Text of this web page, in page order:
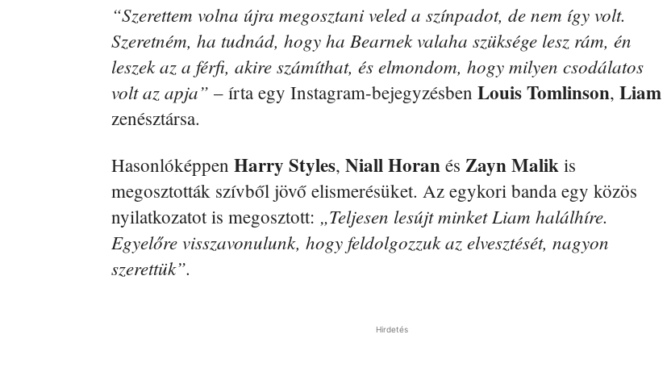
“Szerettem volna újra megosztani veled a színpadot, de nem így volt.
Szeretném, ha tudnád, hogy ha Bearnek valaha szüksége lesz rám, én
leszek az a férfi, akire számíthat, és elmondom, hogy milyen csodálatos
volt az apja” – írta egy Instagram-bejegyzésben Louis Tomlinson, Liam
zenésztársa.
Hasonlóképpen Harry Styles, Niall Horan és Zayn Malik is
megosztották szívből jövő elismerésüket. Az egykori banda egy közös
nyilatkozatot is megosztott: „Teljesen lesújt minket Liam halálhíre.
Egyelőre visszavonulunk, hogy feldolgozzuk az elvesztését, nagyon
szerettük”.
Hirdetés